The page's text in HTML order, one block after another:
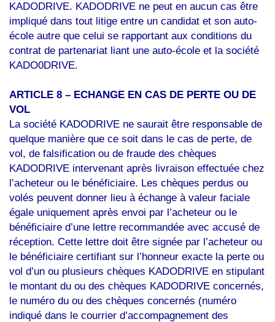
KADODRIVE. KADODRIVE ne peut en aucun cas être
impliqué dans tout litige entre un candidat et son auto-
école autre que celui se rapportant aux conditions du
contrat de partenariat liant une auto-école et la société
KADO0DRIVE.
ARTICLE 8 – ECHANGE EN CAS DE PERTE OU DE
VOL
La société KADODRIVE ne saurait être responsable de
quelque manière que ce soit dans le cas de perte, de
vol, de falsification ou de fraude des chèques
KADODRIVE intervenant après livraison effectuée chez
l’acheteur ou le bénéficiaire. Les chèques perdus ou
volés peuvent donner lieu à échange à valeur faciale
égale uniquement après envoi par l’acheteur ou le
bénéficiaire d’une lettre recommandée avec accusé de
réception. Cette lettre doit être signée par l’acheteur ou
le bénéficiaire certifiant sur l’honneur exacte la perte ou
vol d’un ou plusieurs chèques KADODRIVE en stipulant
le montant du ou des chèques KADODRIVE concernés,
le numéro du ou des chèques concernés (numéro
indiqué dans le courrier d’accompagnement des